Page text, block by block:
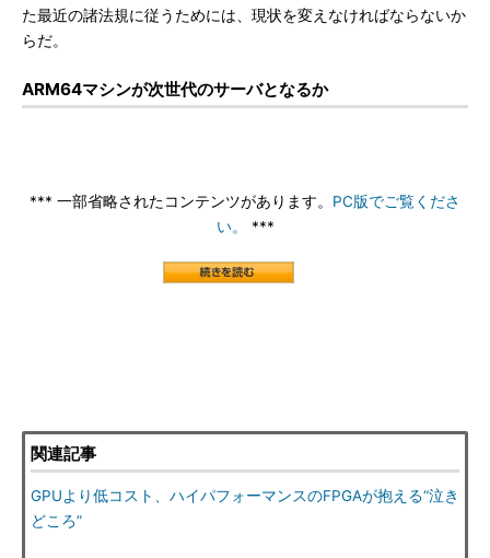
た最近の諸法規に従うためには、現状を変えなければならないか
らだ。
ARM64マシンが次世代のサーバとなるか
*** 一部省略されたコンテンツがあります。 PC版でご覧くださ
い。
***
関連記事
GPUより低コスト、ハイパフォーマンスのFPGAが抱える“泣き
どころ”